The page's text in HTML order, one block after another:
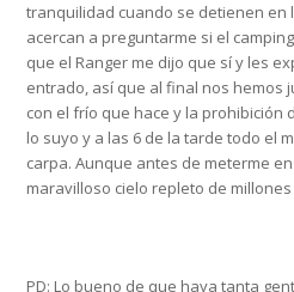
tranquilidad cuando se detienen en
acercan a preguntarme si el
que el Ranger me dijo que sí y les
entrado, así que al final nos hemos
con el frío que hace y la prohibición
lo suyo y a las 6 de la tarde todo el
carpa. Aunque antes de meterme
maravilloso cielo repleto de
PD: Lo bueno de que haya tanta